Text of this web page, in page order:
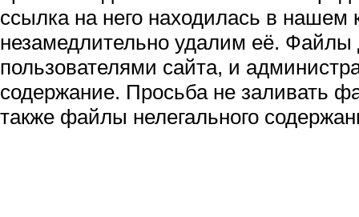
ссылка на него находилась в
незамедлительно удалим её.
пользователями сайта, и
содержание. Просьба не заливать
также файлы нелегального